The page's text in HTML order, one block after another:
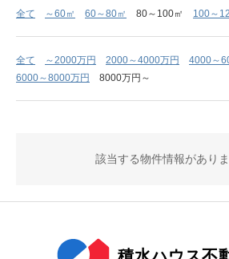
全て ～60㎡ 60～80㎡ 80～100㎡ 100～
全て ～2000万円 2000～4000万円
4000～
6000～8000万円
8000万円～
該当する物件情報がありま